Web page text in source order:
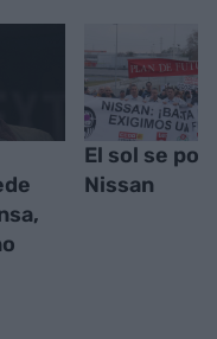
El sol se
Nissan